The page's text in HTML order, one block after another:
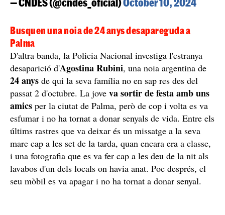
Busquen una noia de 24 anys desapareguda a
Palma
D'altra banda, la Policia Nacional investiga l'estranya
desaparició d'Agostina Rubini, una noia argentina de
24 anys de qui la seva família no en sap res des del
passat 2 d'octubre. La jove va sortir de festa amb uns
amics per la ciutat de Palma, però de cop i volta es va
esfumar i no ha tornat a donar senyals de vida. Entre els
últims rastres que va deixar és un missatge a la seva
mare cap a les set de la tarda, quan encara era a classe,
i una fotografia que es va fer cap a les deu de la nit als
lavabos d'un dels locals on havia anat. Poc després, el
seu mòbil es va apagar i no ha tornat a donar senyal.